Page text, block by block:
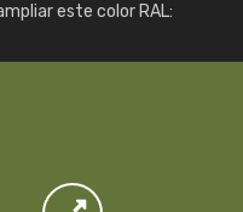
este color RAL: